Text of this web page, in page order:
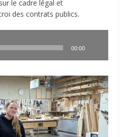
le cadre légal et
des contrats publics.
00:00